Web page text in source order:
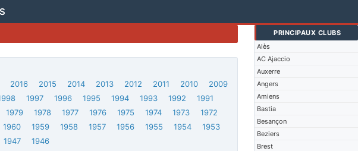
PRINCIPAUX CLUBS
Alès
AC Ajaccio
Auxerre
Angers
Amiens
Bastia
Besançon
Beziers
Brest
2016 2015 2014 2013 2012 2011 2010
2009
1997 1996 1995 1994 1993 1992
1991
1979 1978 1977 1976 1975 1974 1973
1972
1960 1959 1958 1957 1956 1955 1954
1953
1947 1946